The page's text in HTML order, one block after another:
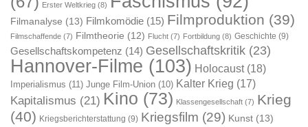
Erster Weltkrieg (8)
Filmanalyse (13) Filmkomödie (15) Filmproduktion (39)
Filmschaffende (7) Filmtheorie (12) Flucht (7) Fortbildung (8) Geschichte (9)
Gesellschaftskompetenz (14) Gesellschaftskritik (23)
Hannover-Filme (103) Holocaust(18)
Imperialismus (11) Junge Film-Union (10) Kalter Krieg (17)
Kapitalismus (21) Kino (73) Klassengesellschaft (7) Krieg
(40) Kriegsberichterstattung (9) Kriegsfilm (29) Kunst (13)